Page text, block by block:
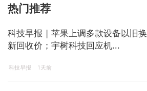
热门推荐
科技早报 | 苹果上调多款设备以旧换
新回收价；宇树科技回应机...
科技早报 1天前